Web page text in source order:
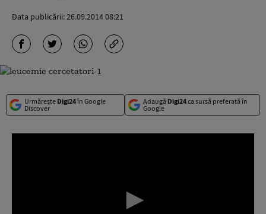
Data publicării:26.09.2014 08:21
Urmărește Digi24în Google
Discover
Adaugă Digi24ca sursă preferată în
Google